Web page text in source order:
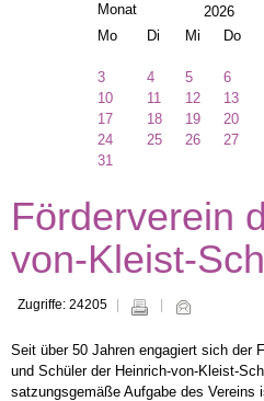
2026
Mo
Di Mi Do
3
4 5 6
10
11 12 13
17
18 19 20
24
25 26 27
31
Förderverein
von-Kleist-
Zugriffe: 24205
Seit über 50 Jahren engagiert sich der
und Schüler der Heinrich-von-Kleist-
satzungsgemäße Aufgabe des